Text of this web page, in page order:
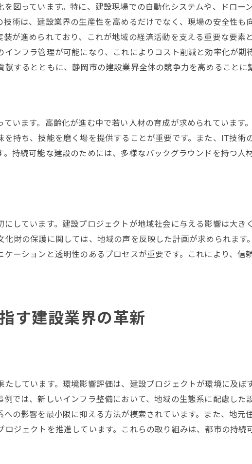
をつなぐスマートエネルギーシステム
都市開発の実例と効果
育成とスマートグリッドの普及
の参加と意識向上の必要性
な資源調達の重要性
系の保全と改善の取り組み
を促進する研究開発体制
での協力体制と情報共有
業が描く持続可能な都市計画の展望
史を尊重した都市開発
でのエネルギー循環システム構築
型の都市計画とその成果
図っています。特に、建設現場での自動化システムや、ドロー
術は、建設業界の生産性を高めるだけでなく、現場の安全性も
が進められており、これが地域の経済活動を支える重要な要素
ンフラ管理が可能になり、これによりコスト削減と効率化が期
するとともに、静岡市の建設業界全体の競争力を高めることに
います。高齢化が進む中で若い人材の育成が求められています
持ち、技能を磨く場を提供することが重要です。また、IT技術
持続可能な建設のためには、多様なバックグラウンドを持つ人
しています。建設プロジェクトが地域社会に与える影響は大き
財の保護に関しては、地域の声を反映した計画が求められます
ーションと透明性のあるプロセスが重要です。これにより、信
す建設業界の革新
しています。環境影響評価は、建設プロジェクトが環境に及ぼ
では、新しいインフラ整備において、地域の生態系に配慮した
の影響を最小限に抑える方法が模索されています。また、地元
ジェクトを推進しています。これらの取り組みは、都市の持続